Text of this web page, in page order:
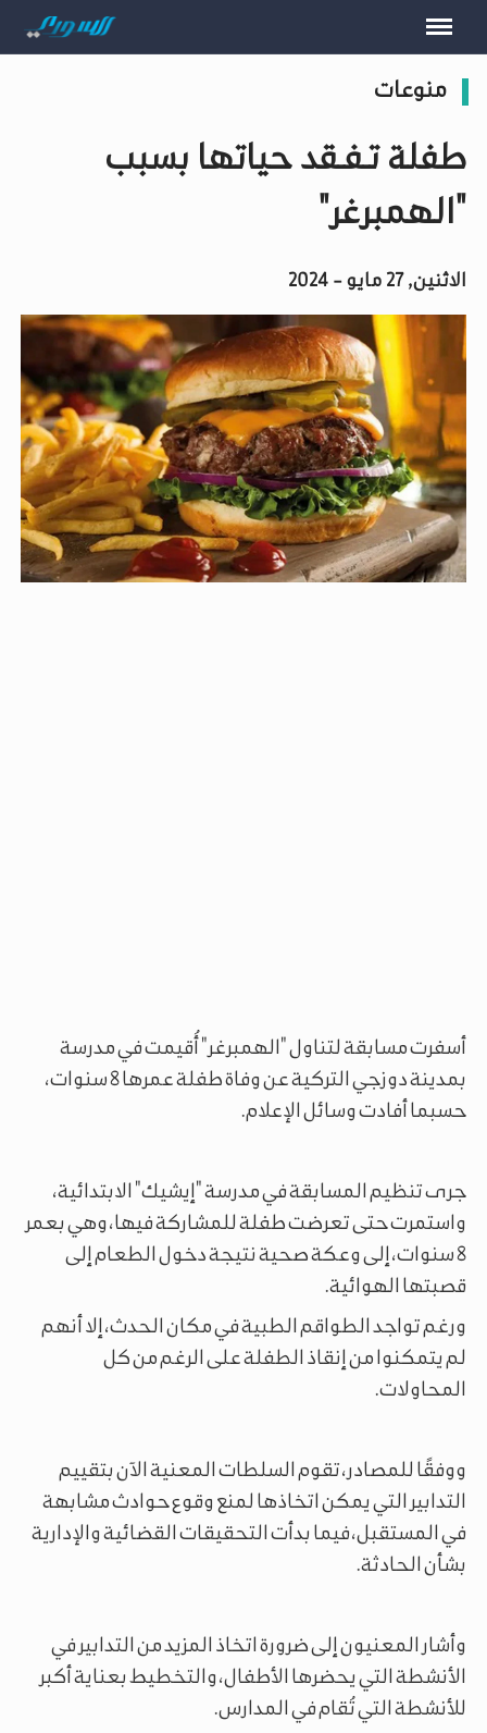
منوعات
طفلة تـفـقد حياتها بسبب
"الهمبرغر"
الاثنين, 27 مايو - 2024
أسفرت مسابقة لتناول "الهمبرغر" أُقيمت في مدرسة
بمدينة دوزجي التركية عن وفاة طفلة عمرها 8 سنوات،
حسبما أفادت وسائل الإعلام.
جرى تنظيم المسابقة في مدرسة "إيشيك" الابتدائية،
واستمرت حتى تعرضت طفلة للمشاركة فيها، وهي بعمر
8 سنوات، إلى وعكة صحية نتيجة دخول الطعام إلى
قصبتها الهوائية.
ورغم تواجد الطواقم الطبية في مكان الحدث، إلا أنهم
لم يتمكنوا من إنقاذ الطفلة على الرغم من كل
المحاولات.
ووفقًا للمصادر، تقوم السلطات المعنية الآن بتقييم
التدابير التي يمكن اتخاذها لمنع وقوع حوادث مشابهة
في المستقبل، فيما بدأت التحقيقات القضائية والإدارية
بشأن الحادثة.
وأشار المعنيون إلى ضرورة اتخاذ المزيد من التدابير في
الأنشطة التي يحضرها الأطفال، والتخطيط بعناية أكبر
للأنشطة التي تُقام في المدارس.